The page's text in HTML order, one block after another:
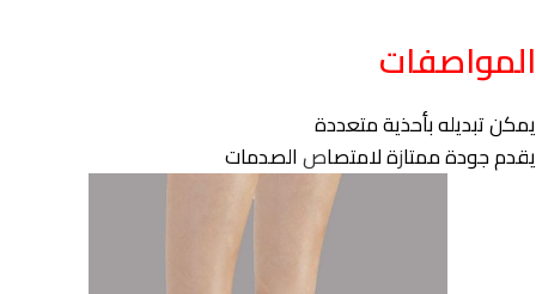
المواصفات
يمكن تبديله بأحذية متعددة
يقدم جودة ممتازة لامتصاصالصدمات